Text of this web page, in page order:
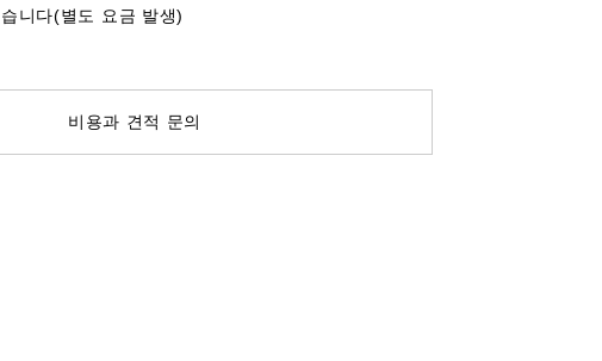
니다(별도 요금 발생)
비용과 견적 문의